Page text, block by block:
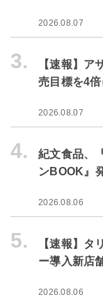
2026.08.07
3.
【速報】
売目標を4
2026.08.07
4.
紀文食品、
ンBOOK』
2026.08.06
5.
【速報】タ
ー導入新店
2026.08.06